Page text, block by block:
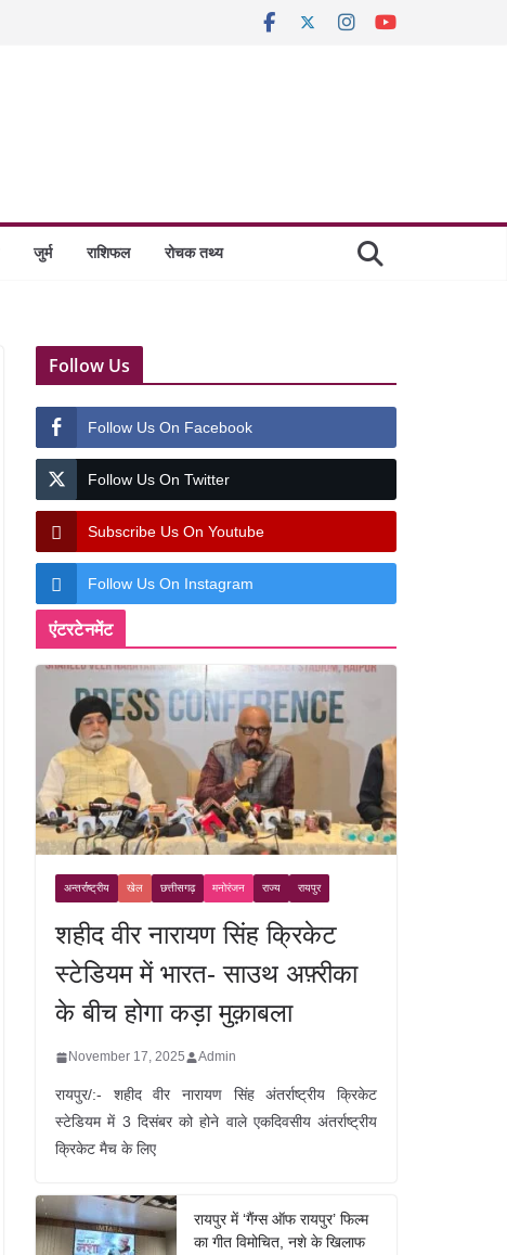
जुर्म राशिफल रोचक तथ्य
Follow Us
Follow Us On Facebook
Follow Us On Twitter
Subscribe Us On Youtube
Follow Us On Instagram
एंटरटेनमेंट
अन्तर्राष्ट्रीय खेल छत्तीसगढ़ मनोरंजन राज्य रायपुर
शहीद वीर नारायण सिंह क्रिकेट
स्टेडियम में भारत- साउथ अफ़्रीका
के बीच होगा कड़ा मुक़ाबला
November 17, 2025 Admin
रायपुर/:- शहीद वीर नारायण सिंह अंतर्राष्ट्रीय क्रिकेट
स्टेडियम में 3 दिसंबर को होने वाले एकदिवसीय अंतर्राष्ट्रीय
क्रिकेट मैच के लिए
रायपुर में ‘गैंग्स ऑफ रायपुर’ फिल्म
का गीत विमोचित, नशे के खिलाफ